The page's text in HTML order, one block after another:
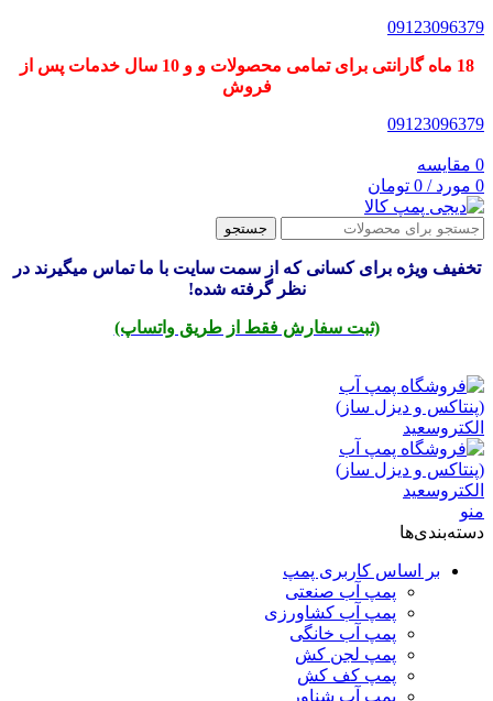
09123096379
18 ماه گارانتی برای تمامی محصولات و و 10 سال خدمات پس از
فروش
09123096379
0 مقایسه
0 مورد /
0 تومان
جستجو
تخفیف ویژه برای کسانی که از سمت سایت با ما تماس میگیرند در
نظر گرفته شده!
(ثبت سفارش فقط از طریق واتساپ)
منو
دسته‌بندی‌ها
بر اساس کاربری پمپ
پمپ آب صنعتی
پمپ آب کشاورزی
پمپ آب خانگی
پمپ لجن کش
پمپ کف کش
پمپ آب شناور